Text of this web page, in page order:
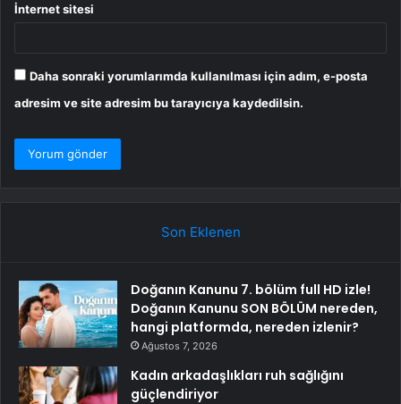
İnternet sitesi
Daha sonraki yorumlarımda kullanılması için adım, e-posta
adresim ve site adresim bu tarayıcıya kaydedilsin.
Son Eklenen
Doğanın Kanunu 7. bölüm full HD izle!
Doğanın Kanunu SON BÖLÜM nereden,
hangi platformda, nereden izlenir?
Ağustos 7, 2026
Kadın arkadaşlıkları ruh sağlığını
güçlendiriyor